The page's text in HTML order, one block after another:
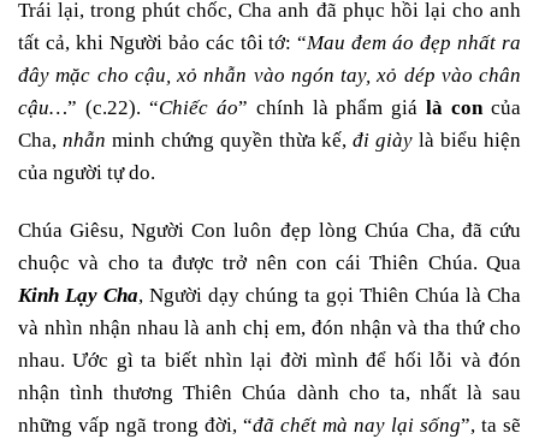
Trái lại, trong phút chốc, Cha anh đã phục hồi lại cho anh
tất cả, khi Người bảo các tôi tớ: “Mau đem áo đẹp nhất ra
đây mặc cho cậu, xỏ nhẫn vào ngón tay, xỏ dép vào chân
cậu…” (c.22). “Chiếc áo” chính là phẩm giálà concủa
Cha, nhẫn minh chứng quyền thừa kế,đi giàylà biểu hiện
của người tự do.
Chúa Giêsu, Người Con luôn đẹp lòng Chúa Cha, đã cứu
chuộc và cho ta được trở nên con cái Thiên Chúa. Qua
Kinh Lạy Cha, Người dạy chúng ta gọi Thiên Chúa là Cha
và nhìn nhận nhau là anh chị em, đón nhận và tha thứ cho
nhau. Ước gì ta biết nhìn lại đời mình để hối lỗi và đón
nhận tình thương Thiên Chúa dành cho ta, nhất là sau
những vấp ngã trong đời, “đã chết mà nay lại sống”, ta sẽ